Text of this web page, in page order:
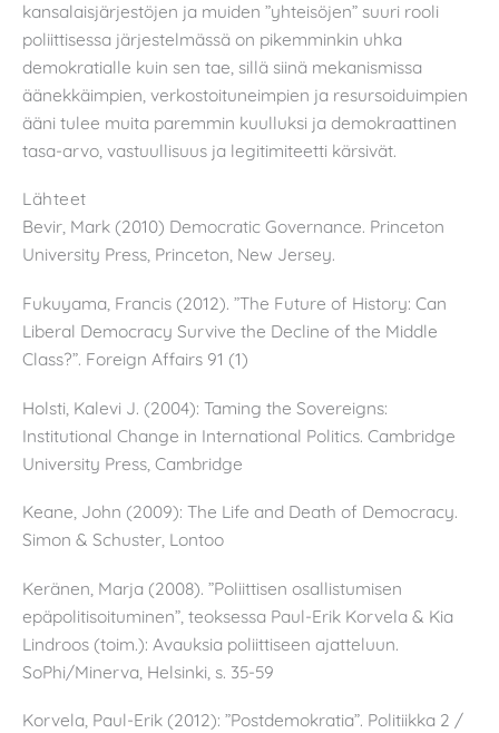
kansalaisjärjestöjen ja muiden ”yhteisöjen” suuri rooli
poliittisessa järjestelmässä on pikemminkin uhka
demokratialle kuin sen tae, sillä siinä mekanismissa
äänekkäimpien, verkostoituneimpien ja resursoiduimpien
ääni tulee muita paremmin kuulluksi ja demokraattinen
tasa-arvo, vastuullisuus ja legitimiteetti kärsivät.
Lähteet
Bevir, Mark (2010) Democratic Governance. Princeton
University Press, Princeton, New Jersey.
Fukuyama, Francis (2012). ”The Future of History: Can
Liberal Democracy Survive the Decline of the Middle
Class?”. Foreign Affairs 91 (1)
Holsti, Kalevi J. (2004): Taming the Sovereigns:
Institutional Change in International Politics. Cambridge
University Press, Cambridge
Keane, John (2009): The Life and Death of Democracy.
Simon & Schuster, Lontoo
Keränen, Marja (2008). ”Poliittisen osallistumisen
epäpolitisoituminen”, teoksessa Paul-Erik Korvela & Kia
Lindroos (toim.): Avauksia poliittiseen ajatteluun.
SoPhi/Minerva, Helsinki, s. 35-59
Korvela, Paul-Erik (2012): ”Postdemokratia”. Politiikka 2 /